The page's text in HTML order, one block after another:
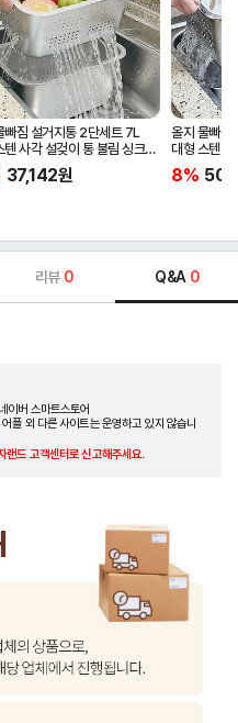
빠짐 설거지통 2단세트 7L
텐 사각 설겆이 통 불림 싱크대
스 304 주방 키친
37,142원
올지 물빠짐
대형 스텐
스테인레스
8%
리뷰 0 Q&A 0
이버 스마트스토어
플 외 다른 사이트는 운영하고 있지 않습니
랜드 고객센터로 신고해주세요.